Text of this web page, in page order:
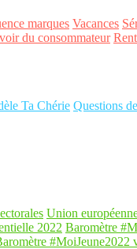
marques Vacances
du consommateur
Ta Chérie Questions
Union
2022 Baromètre
#MoiJeune2022